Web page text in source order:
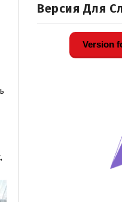
Версия Для
Version